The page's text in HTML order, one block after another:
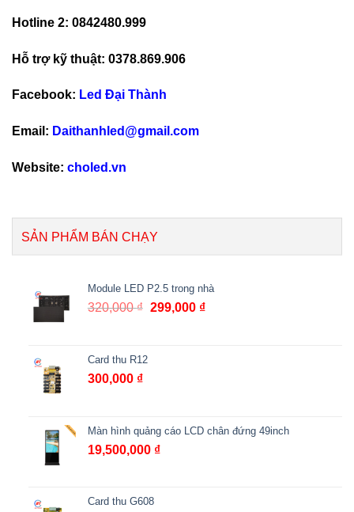
Hotline 2: 0842480.999
Hỗ trợ kỹ thuật: 0378.869.906
Facebook: Led Đại Thành
Email: Daithanhled@gmail.com
Website: choled.vn
SẢN PHẨM BÁN CHẠY
Module LED P2.5 trong nhà
320,000₫ 299,000 ₫
Card thu R12
300,000 ₫
Màn hình quảng cáo LCD chân đứng 49inch
19,500,000 ₫
Card thu G608